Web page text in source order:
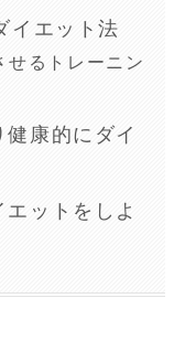
イエット法
せるトレーニン
康的にダイ
ットをしよ